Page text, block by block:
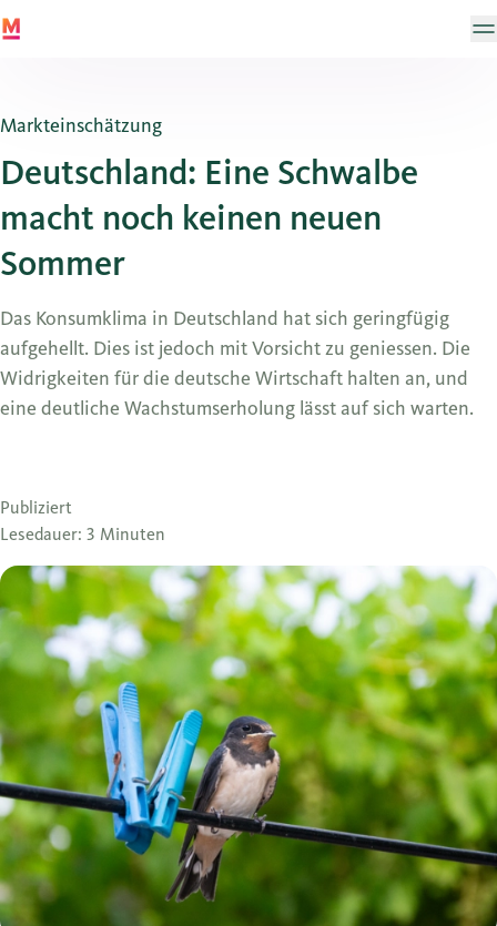
Markteinschätzung
Deutschland: Eine Schwalbe
macht noch keinen neuen
Sommer
Das Konsumklima in Deutschland hat sich geringfügig
aufgehellt. Dies ist jedoch mit Vorsicht zu geniessen. Die
Widrigkeiten für die deutsche Wirtschaft halten an, und
eine deutliche Wachstumserholung lässt auf sich warten.
Publiziert
Lesedauer: 3 Minuten